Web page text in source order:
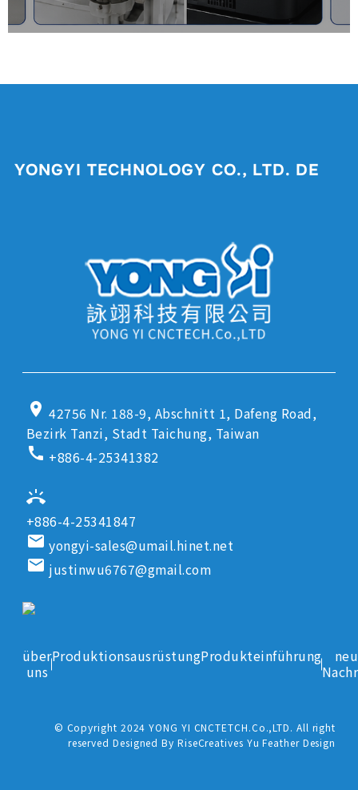
YONGYI TECHNOLOGY CO., LTD. DE
location_on 42756 Nr. 188-9, Abschnitt 1, Dafeng Road,
Bezirk Tanzi, Stadt Taichung, Taiwan
call +886-4-25341382
ring_volume
+886-4-25341847
email yongyi-sales@umail.hinet.net
email justinwu6767@gmail.com
über
uns
ProduktionsausrüstungProdukteinführung
© Copyright 2024 YONG YI CNCTETCH.Co.,LTD. All right
reserved Designed By RiseCreatives Yu Feather Design